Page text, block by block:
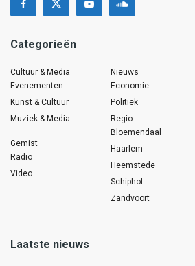
Categorieën
Cultuur & Media
Evenementen
Kunst & Cultuur
Muziek & Media
Gemist
Radio
Video
Nieuws
Economie
Politiek
Regio
Bloemendaal
Haarlem
Heemstede
Schiphol
Zandvoort
Laatste nieuws